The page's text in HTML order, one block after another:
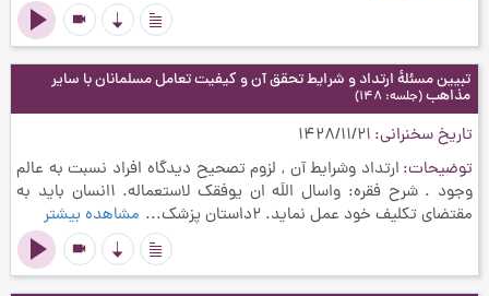
videocam
تبیین مسئلۀ ارتداد و شرایط تحقق آن و کیفیت تعامل مسلمانان با سایر
مذاهب(جلسه: 148)
videocam
تاریخ سخنرانی 1428/11/21
توضیحات ارتداد وشرایط آن , لزوم تصحیح دیدگاه افراد نسبت به عالم
وجود . شرح فقره: واسال اللَه ان یوفقک لاستعماله. 1انسان بايد به
مقتضاي تكليف خود عمل نمايد. 2داستان پزشك...
مشاهده بیشتر